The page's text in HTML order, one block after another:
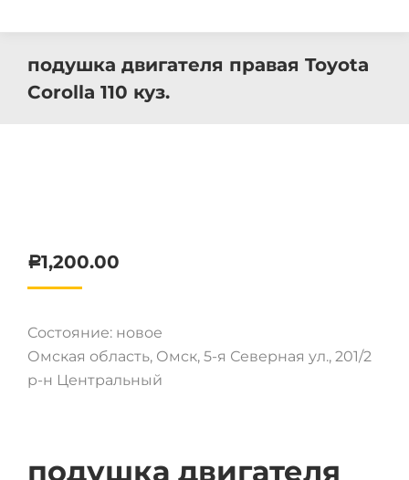
подушка двигателя правая Toyota
Corolla 110 куз.
Р1,200.00
Состояние: новое
Омская область, Омск, 5-я Северная ул., 201/2
р-н Центральный
подушка двигателя